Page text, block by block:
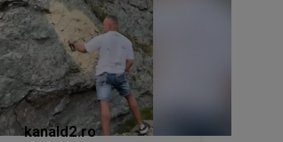
kanald2.ro